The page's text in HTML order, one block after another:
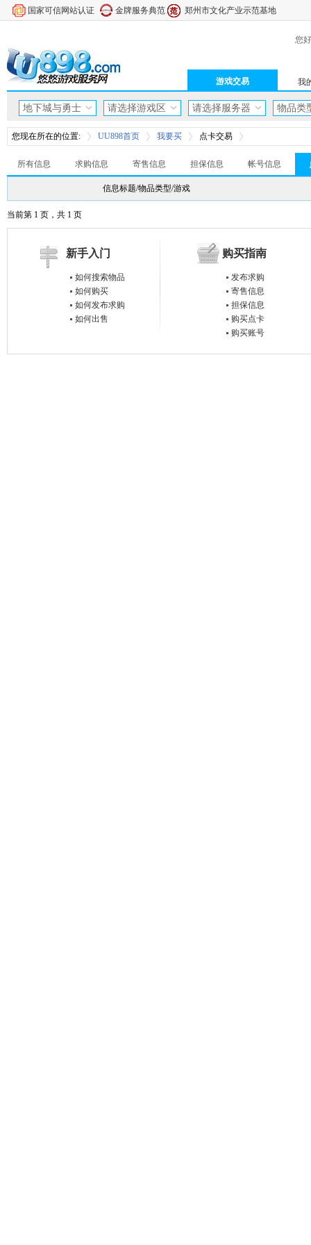
国家可信网站认证 金牌服务典范 郑州市文化产业示范基地
您
游戏交易 我
地下城与勇士 请选择游戏区 请选择服务器 物品类
您现在所在的位置: UU898首页 我要买 点卡交易
所有信息 求购信息 寄售信息 担保信息 帐号信息
信息标题/物品类型/游戏
当前第 1 页，共 1 页
新手入门
如何搜索物品
如何购买
如何发布求购
如何出售
购买指南
发布求购
寄售信息
担保信息
购买点卡
购买账号